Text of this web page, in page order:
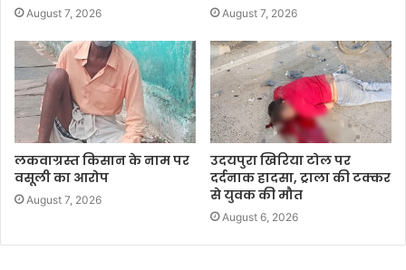
August 7, 2026 August 7, 2026
लकवाग्रस्त किसान के नाम पर
वसूली का आरोप
August 7, 2026
उदयपुरा खिरिया टोल पर
दर्दनाक हादसा, ट्राला की टक्कर
से युवक की मौत
August 6, 2026